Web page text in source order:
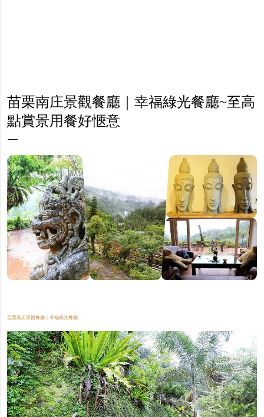
苗栗南庄景觀餐廳｜幸福綠光餐廳~至高
點賞景用餐好愜意
苗栗南庄景觀餐廳｜幸福綠光餐廳